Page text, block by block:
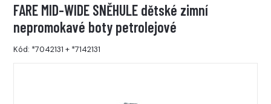
FARE MID-WIDE SNĚHULE dětské zimní
nepromokavé boty petrolejové
Kód: *7042131 + *7142131